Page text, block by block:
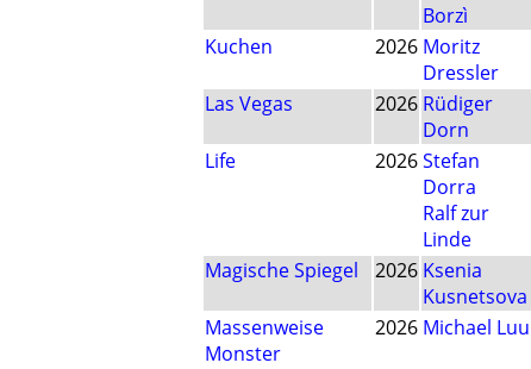
Borzì
Kuchen 2026 Moritz
Dressler
Las Vegas 2026 Rüdiger
Dorn
Life 2026Stefan
Dorra
Ralf zur
Linde
Magische Spiegel 2026 Ksenia
Kusnetsova
Massenweise
Monster
2026 Michael Luu